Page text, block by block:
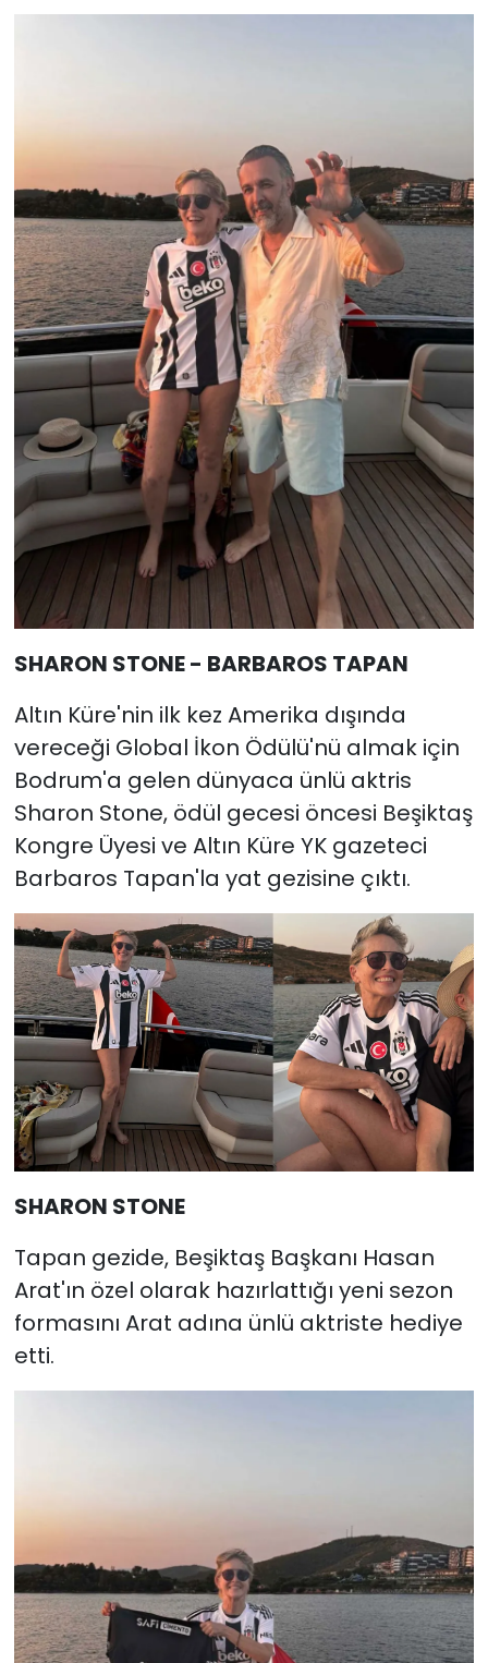
SHARON STONE - BARBAROS TAPAN
Altın Küre'nin ilk kez Amerika dışında
vereceği Global İkon Ödülü'nü almak için
Bodrum'a gelen dünyaca ünlü aktris
Sharon Stone, ödül gecesi öncesi Beşiktaş
Kongre Üyesi ve Altın Küre YK gazeteci
Barbaros Tapan'la yat gezisine çıktı.
SHARON STONE
Tapan gezide, Beşiktaş Başkanı Hasan
Arat'ın özel olarak hazırlattığı yeni sezon
formasını Arat adına ünlü aktriste hediye
etti.